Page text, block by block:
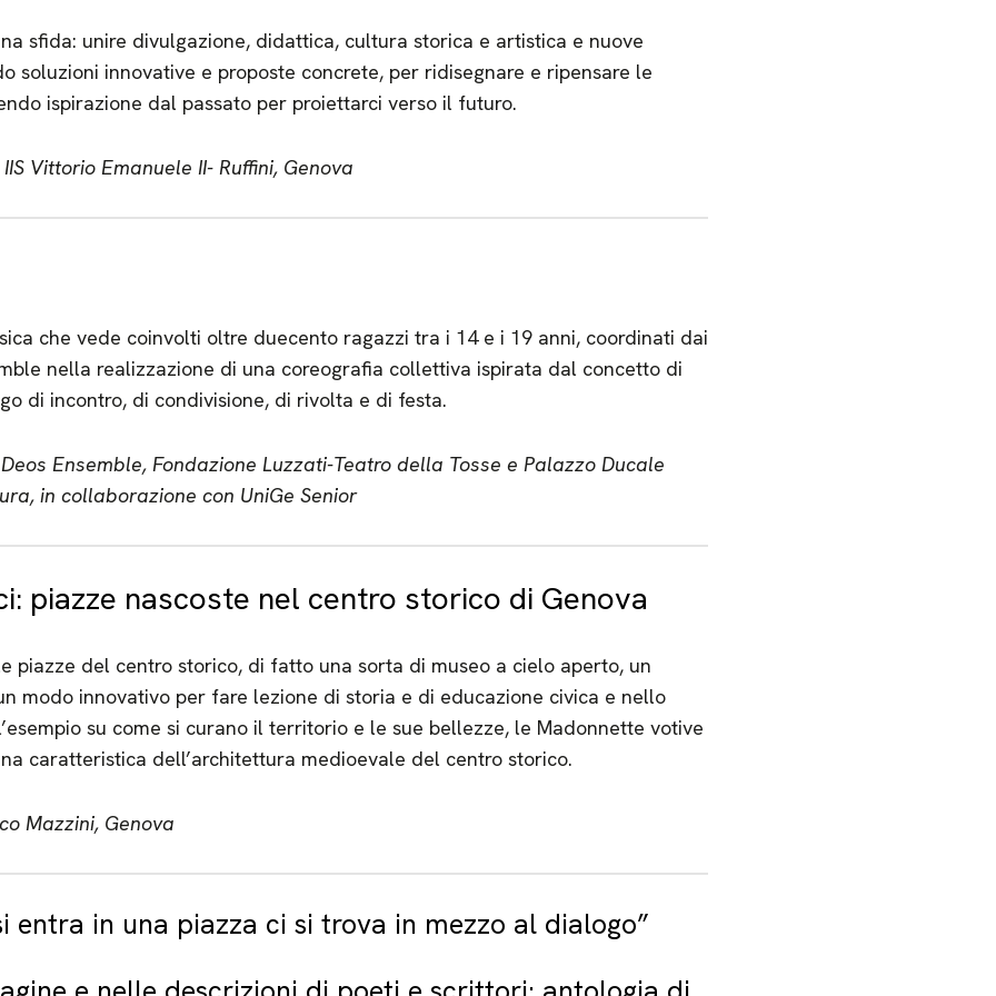
sfida: unire divulgazione, didattica, cultura storica e artistica e nuove
soluzioni innovative e proposte concrete, per ridisegnare e ripensare le
ispirazione dal passato per proiettarci verso il futuro.
Vittorio Emanuele II- Ruffini, Genova
che vede coinvolti oltre duecento ragazzi tra i 14 e i 19 anni, coordinati dai
nella realizzazione di una coreografia collettiva ispirata dal concetto di
di incontro, di condivisione, di rivolta e di festa.
Ensemble, Fondazione Luzzati-Teatro della Tosse e Palazzo Ducale
in collaborazione con UniGe Senior
piazze nascoste nel centro storico di Genova
piazze del centro storico, di fatto una sorta di museo a cielo aperto, un
modo innovativo per fare lezione di storia e di educazione civica e nello
su come si curano il territorio e le sue bellezze, le Madonnette votive
caratteristica dell’architettura medioevale del centro storico.
Mazzini, Genova
entra in una piazza ci si trova in mezzo al dialogo”